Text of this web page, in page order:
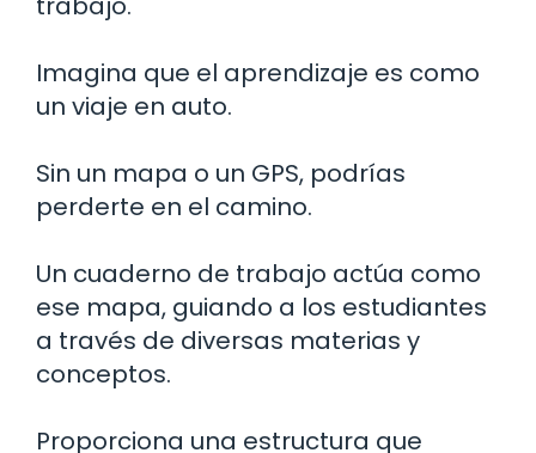
Imagina que el aprendizaje es como
un viaje en auto.
Sin un mapa o un GPS, podrías
perderte en el camino.
Un cuaderno de trabajo actúa como
ese mapa, guiando a los estudiantes
a través de diversas materias y
conceptos.
Proporciona una estructura que